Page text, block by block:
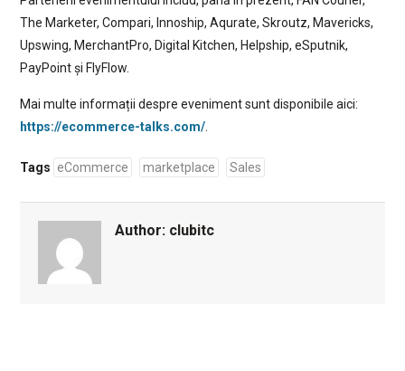
The Marketer, Compari, Innoship, Aqurate, Skroutz, Mavericks,
Upswing, MerchantPro, Digital Kitchen, Helpship, eSputnik,
PayPoint și FlyFlow.
Mai multe informații despre eveniment sunt disponibile aici:
https://ecommerce-talks.com/.
Tags eCommerce marketplace Sales
Author: clubitc